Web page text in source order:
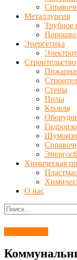
Металлургия
Трубное
Энергетика
Строительство
Стены
Полы
Кровля
Химическая
О нас
Найти: